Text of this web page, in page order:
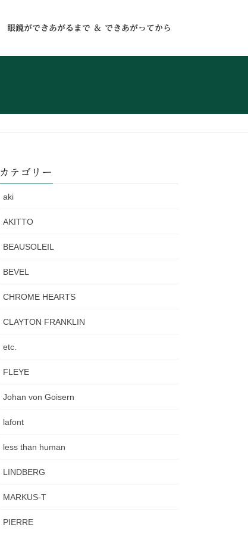
眼鏡ができあがるまで ＆ できあがってから
カテゴリー
aki
AKITTO
BEAUSOLEIL
BEVEL
CHROME HEARTS
CLAYTON FRANKLIN
etc.
FLEYE
Johan von Goisern
lafont
less than human
LINDBERG
MARKUS-T
PIERRE